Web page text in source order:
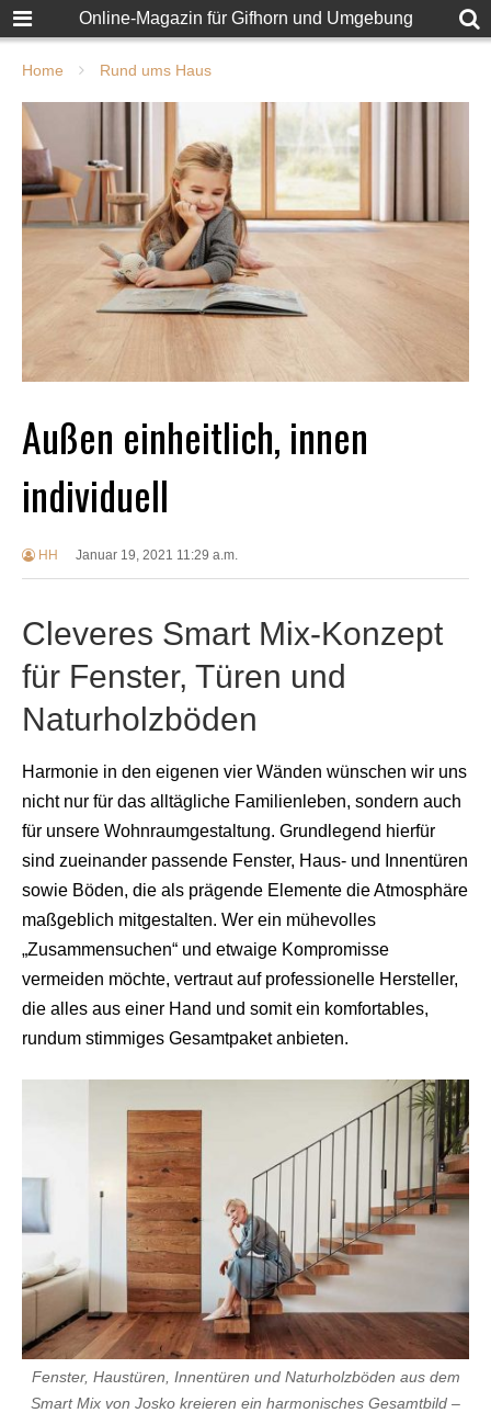
Online-Magazin für Gifhorn und Umgebung
Home Rund ums Haus
Außen einheitlich, innen
individuell
HH Januar 19, 2021 11:29 a.m.
Cleveres Smart Mix-Konzept
für Fenster, Türen und
Naturholzböden
Harmonie in den eigenen vier Wänden wünschen wir uns
nicht nur für das alltägliche Familienleben, sondern auch
für unsere Wohnraumgestaltung. Grundlegend hierfür
sind zueinander passende Fenster, Haus- und Innentüren
sowie Böden, die als prägende Elemente die Atmosphäre
maßgeblich mitgestalten. Wer ein mühevolles
„Zusammensuchen“ und etwaige Kompromisse
vermeiden möchte, vertraut auf professionelle Hersteller,
die alles aus einer Hand und somit ein komfortables,
rundum stimmiges Gesamtpaket anbieten.
Fenster, Haustüren, Innentüren und Naturholzböden aus dem
Smart Mix von Josko kreieren ein harmonisches Gesamtbild –